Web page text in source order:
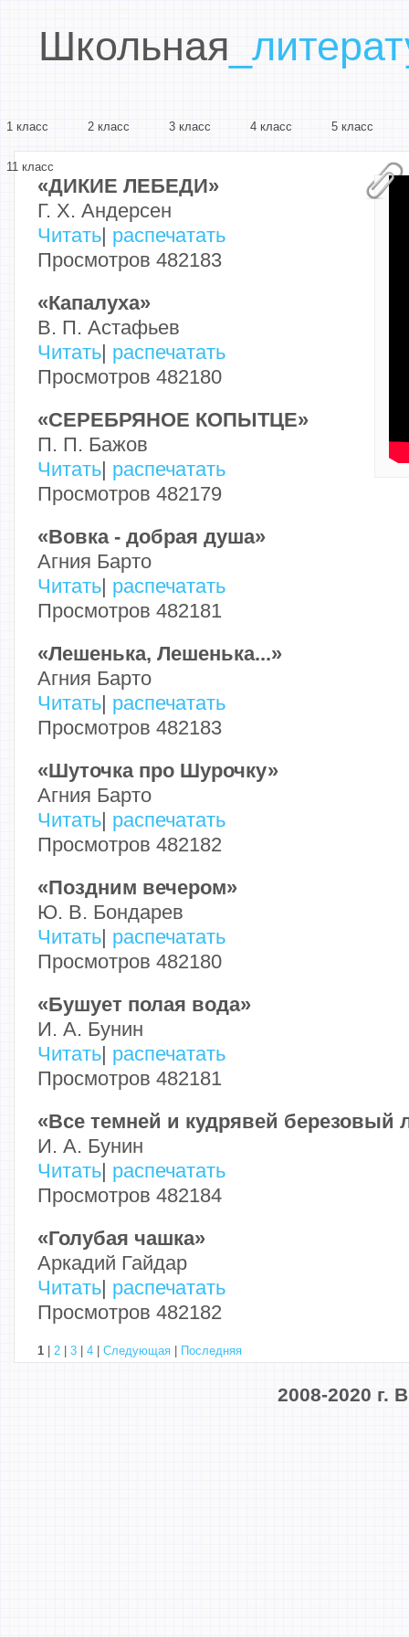
Школьная
1 класс 2 класс 3 класс 4 класс 5 класс
11 класс
«ДИКИЕ ЛЕБЕДИ»
Г. Х. Андерсен
Читать распечатать
Просмотров 482183
«Капалуха»
В. П. Астафьев
Читать распечатать
Просмотров 482180
«СЕРЕБРЯНОЕ КОПЫТЦЕ»
П. П. Бажов
Читать распечатать
Просмотров 482179
«Вовка - добрая душа»
Агния Барто
Читать распечатать
Просмотров 482181
«Лешенька, Лешенька...»
Агния Барто
Читать распечатать
Просмотров 482183
«Шуточка про Шурочку»
Агния Барто
Читать распечатать
Просмотров 482182
«Поздним вечером»
Ю. В. Бондарев
Читать распечатать
Просмотров 482180
«Бушует полая вода»
И. А. Бунин
Читать распечатать
Просмотров 482181
«Все темней и кудрявей березовый
И. А. Бунин
Читать распечатать
Просмотров 482184
«Голубая чашка»
Аркадий Гайдар
Читать распечатать
Просмотров 482182
1 2 3 4 Следующая Последняя
2008-2020 г.